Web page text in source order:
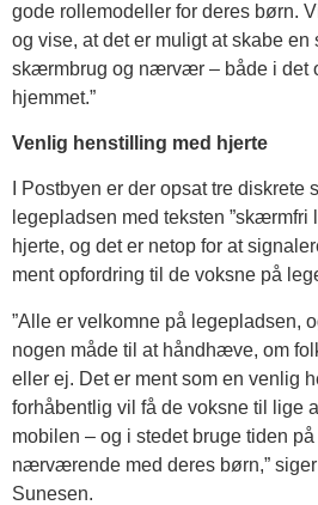
gode rollemodeller for deres børn.
og vise, at det er muligt at skabe
skærmbrug og nærvær – både i det
hjemmet.”
Venlig henstilling med hjerte
I Postbyen er der opsat tre diskrete
legepladsen med teksten ”skærmfri
hjerte, og det er netop for at
ment opfordring til de voksne på
”Alle er velkomne på legepladsen,
nogen måde til at håndhæve, om
eller ej. Det er ment som en venlig
forhåbentlig vil få de voksne til lige
mobilen – og i stedet bruge tiden
nærværende med deres børn,”
Sunesen.